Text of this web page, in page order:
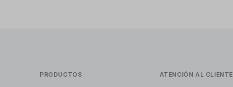
PRODUCTOS ATENCIÓN AL CLIENTE